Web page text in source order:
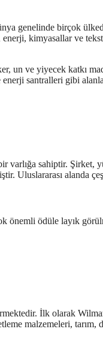
genelinde birçok
kimyasallar ve
un ve yiyecek katkı
santralleri gibi
varlığa sahiptir.
Uluslararası alanda
önemli ödüle layık
İlk olarak
malzemeleri, tarım,